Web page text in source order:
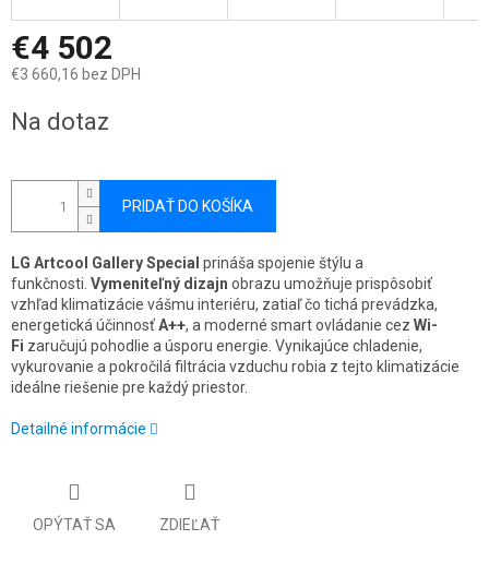
€4 502
€3 660,16 bez DPH
cena:
Na dotaz
PRIDAŤ DO KOŠÍKA
LG Artcool Gallery Special prináša spojenie štýlu a
funkčnosti. Vymeniteľný dizajn obrazu umožňuje prispôsobiť
vzhľad klimatizácie vášmu interiéru, zatiaľ čo tichá prevádzka,
energetická účinnosťA++, a moderné smart ovládanie cez Wi-
Fi zaručujú pohodlie a úsporu energie. Vynikajúce chladenie,
vykurovanie a pokročilá filtrácia vzduchu robia z tejto klimatizácie
ideálne riešenie pre každý priestor.
Detailné informácie
OPÝTAŤ SA ZDIEĽAŤ